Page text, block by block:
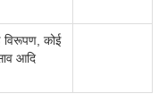
विरूपण, कोई
आदि